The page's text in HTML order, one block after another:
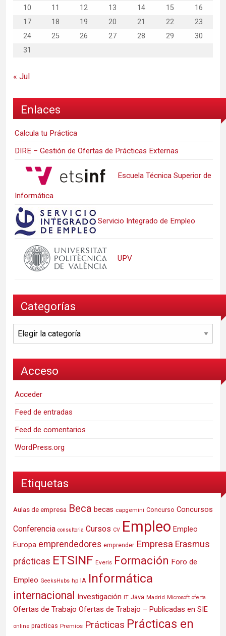
10
11 12 13 14 15
16
17
18 19 20 21 22
23
24
25 26 27 28 29
30
31
« Jul
Enlaces
Calcula tu Práctica
DIRE – Gestión de Ofertas de Prácticas Externas
Escuela Técnica Superior de
Informática
Servicio Integrado de Empleo
UPV
Categorías
Categorías
Acceso
Acceder
Feed de entradas
Feed de comentarios
WordPress.org
Etiquetas
Aulas de empresa Beca becas capgemini Concurso Concursos
Conferencia consultoria Cursos CV Empleo Empleo
Europa emprendedores emprender Empresa Erasmus
prácticas ETSINF Everis Formación Foro de
Empleo GeeksHubs hp IA Informática
internacional Investigación IT Java Madrid Microsoft oferta
Ofertas de Trabajo Ofertas de Trabajo – Publicadas en SIE
online practicas Premios Prácticas Prácticas en